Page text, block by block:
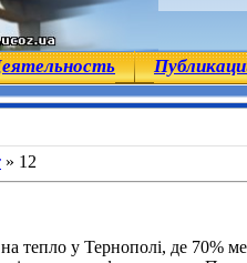
» 12
тепло у Тернополі, де 70%